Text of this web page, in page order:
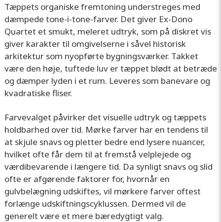
Tæppets organiske fremtoning understreges med
dæmpede tone-i-tone-farver. Det giver Ex-Dono
Quartet et smukt, meleret udtryk, som på diskret vis
giver karakter til omgivelserne i såvel historisk
arkitektur som nyopførte bygningsværker. Takket
være den høje, tuftede luv er tæppet blødt at betræde
og dæmper lyden i et rum. Leveres som banevare og
kvadratiske fliser.
Farvevalget påvirker det visuelle udtryk og tæppets
holdbarhed over tid. Mørke farver har en tendens til
at skjule snavs og pletter bedre end lysere nuancer,
hvilket ofte får dem til at fremstå velplejede og
værdibevarende i længere tid. Da synligt snavs og slid
ofte er afgørende faktorer for, hvornår en
gulvbelægning udskiftes, vil mørkere farver oftest
forlænge udskiftningscyklussen. Dermed vil de
generelt være et mere bæredygtigt valg.